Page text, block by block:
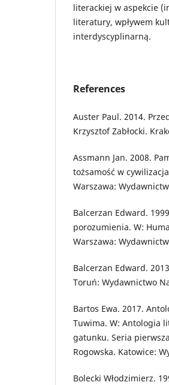
literackiej w aspekcie
literatury, wpływem
interdyscyplinarną.
References
Auster Paul. 2014.
Krzysztof Zabłocki.
Assmann Jan. 2008.
tożsamość w
Warszawa:
Balcerzan Edward.
porozumienia. W:
Warszawa:
Balcerzan Edward.
Toruń: Wydawnictwo
Bartos Ewa. 2017.
Tuwima. W: Antologia
gatunku. Seria
Rogowska. Katowice:
Bolecki Włodzimierz.